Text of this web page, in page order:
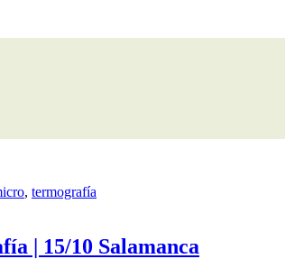
, termografía
| 15/10 Salamanca